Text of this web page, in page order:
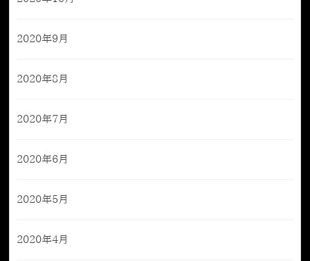
2020年9月
2020年8月
2020年7月
2020年6月
2020年5月
2020年4月